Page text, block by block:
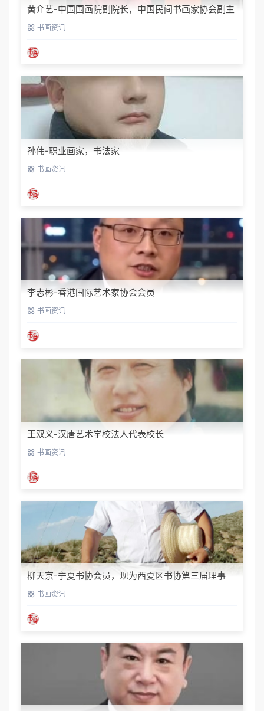
黄介艺-中国国画院副院长，中国民间书画家协会副主
席 书画资讯
孙伟-职业画家，书法家
书画资讯
李志彬-香港国际艺术家协会会员
书画资讯
王双义-汉唐艺术学校法人代表校长
书画资讯
柳天京-宁夏书协会员，现为西夏区书协第三届理事
书画资讯